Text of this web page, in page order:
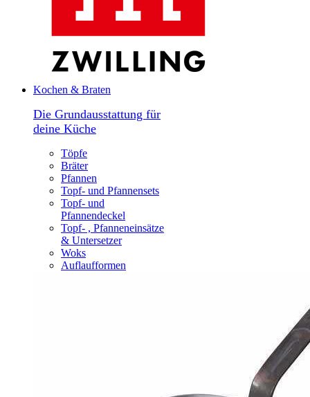
Kochen & Braten
Die Grundausstattung für
deine Küche
Töpfe
Bräter
Pfannen
Topf- und Pfannensets
Topf- und
Pfannendeckel
Topf- , Pfanneneinsätze
& Untersetzer
Woks
Auflaufformen